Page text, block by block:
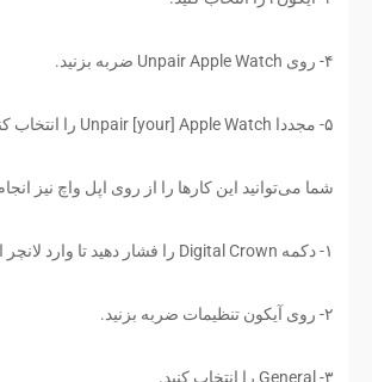
۴- روی Unpair Apple Watch ضربه بزنید.
۵- مجددا Unpair [your] Apple Watch را انتخاب کنید.
شما می‌توانید این کارها را از روی اپل واچ نیز
۱- دکمه Digital Crown را فشار دهید تا وارد لانچر اپلیکیشن‌ها شوید.
۲- روی آيکون تنظیمات ضربه بزنید.
۳- General را انتخاب کنید.